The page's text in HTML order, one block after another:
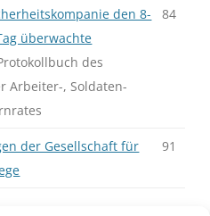
den 8-
überwachte
des
Arbeiter-, Soldaten-
84
der Gesellschaft für
91